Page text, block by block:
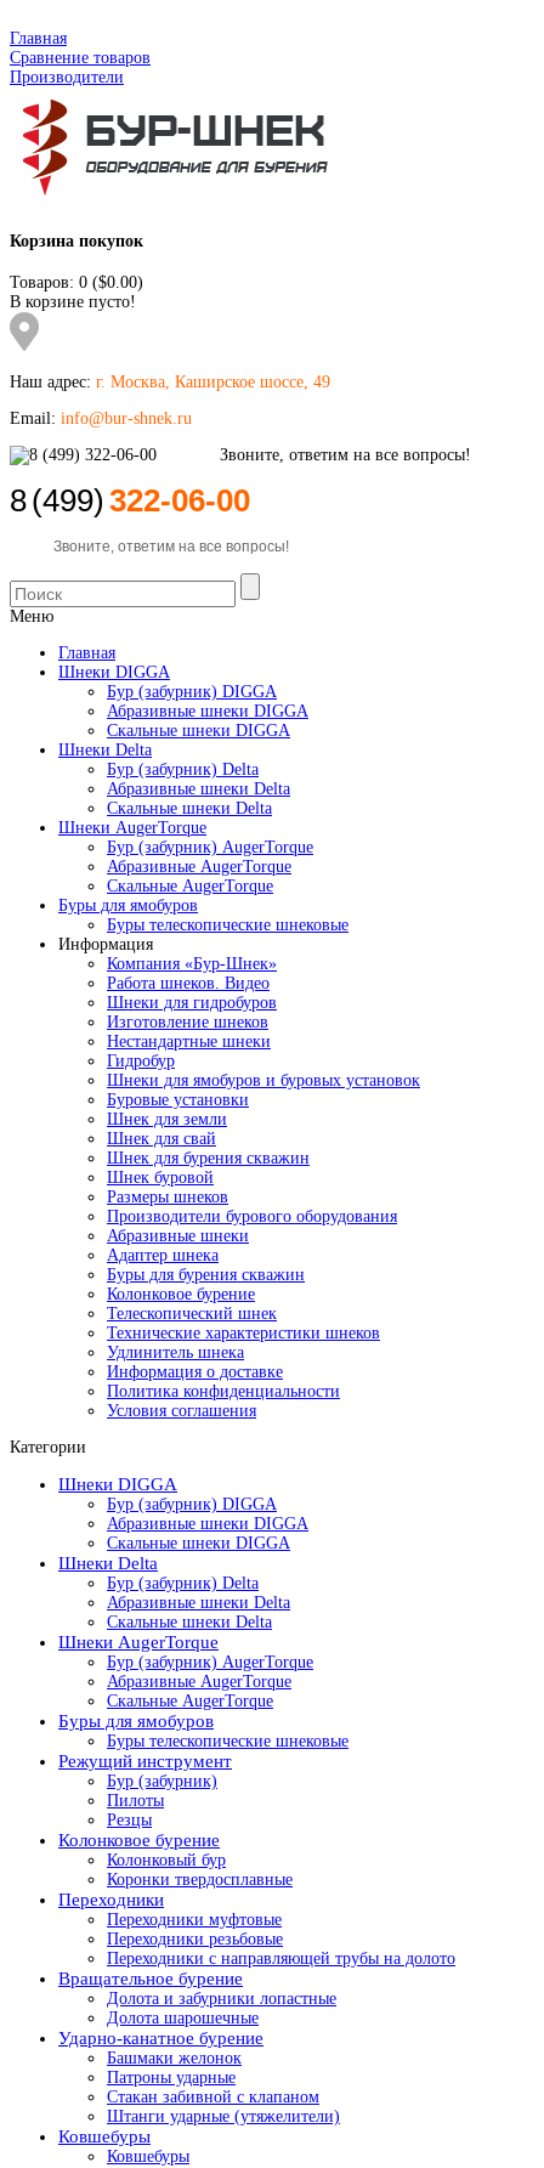
Главная
Сравнение товаров
Производители
Корзина покупок
Товаров: 0 ($0.00)
В корзине пусто!
Наш адрес: г. Москва, Каширское шоссе, 49
Email: info@bur-shnek.ru
8(499) 322-06-00
Звоните, ответим на все вопросы!
Меню
Главная
Шнеки DIGGA
Бур (забурник) DIGGA
Абразивные шнеки DIGGA
Скальные шнеки DIGGA
Шнеки Delta
Бур (забурник) Delta
Абразивные шнеки Delta
Скальные шнеки Delta
Шнеки AugerTorque
Бур (забурник) AugerTorque
Абразивные AugerTorque
Скальные AugerTorque
Буры для ямобуров
Буры телескопические шнековые
Информация
Компания «Бур-Шнек»
Работа шнеков. Видео
Шнеки для гидробуров
Изготовление шнеков
Нестандартные шнеки
Гидробур
Шнеки для ямобуров и буровых установок
Буровые установки
Шнек для земли
Шнек для свай
Шнек для бурения скважин
Шнек буровой
Размеры шнеков
Производители бурового оборудования
Абразивные шнеки
Адаптер шнека
Буры для бурения скважин
Колонковое бурение
Телескопический шнек
Технические характеристики шнеков
Удлинитель шнека
Информация о доставке
Политика конфиденциальности
Условия соглашения
Категории
Шнеки DIGGA
Бур (забурник) DIGGA
Абразивные шнеки DIGGA
Скальные шнеки DIGGA
Шнеки Delta
Бур (забурник) Delta
Абразивные шнеки Delta
Скальные шнеки Delta
Шнеки AugerTorque
Бур (забурник) AugerTorque
Абразивные AugerTorque
Скальные AugerTorque
Буры для ямобуров
Буры телескопические шнековые
Режущий инструмент
Бур (забурник)
Пилоты
Резцы
Колонковое бурение
Колонковый бур
Коронки твердосплавные
Переходники
Переходники муфтовые
Переходники резьбовые
Переходники с направляющей трубы на долото
Вращательное бурение
Долота и забурники лопастные
Долота шарошечные
Ударно-канатное бурение
Башмаки желонок
Патроны ударные
Стакан забивной с клапаном
Штанги ударные (утяжелители)
Ковшебуры
Ковшебуры